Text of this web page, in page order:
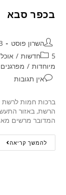
בכפר סבא
השרון פוסט
3
5חדשות
/ אוכל
מיוחדות / מפרגנים
אין תגובות
ברכות חמות
הרשת, באזור
המדובר מרשים
להמשך קריאה